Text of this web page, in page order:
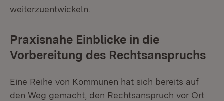
weiterzuentwickeln.
Praxisnahe Einblicke in die
Vorbereitung des Rechtsanspruchs
Eine Reihe von Kommunen hat sich bereits auf
den Weg gemacht, den Rechtsanspruch vor Ort